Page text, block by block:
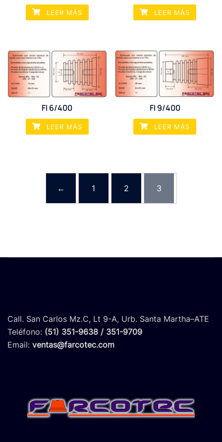
LEER MÁS LEER MÁS
FI 6/400
LEER MÁS
FI 9/400
LEER MÁS
← 1 2 3
Call. San Carlos Mz.C, Lt 9-A, Urb. Santa Martha–ATE
Teléfono: (51) 351-9638 / 351-9709
Email: ventas@farcotec.com